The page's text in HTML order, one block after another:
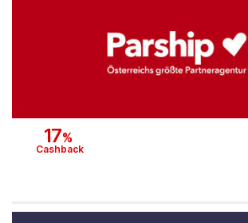
Shop Apotheke
BALDUR
Universal
17%
Cashback